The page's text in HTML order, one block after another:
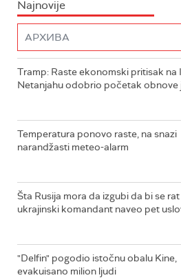
Najnovije
Tramp: Raste ekonomski pritisak na
Netanjahu odobrio početak obnove
Temperatura ponovo raste, na snazi
narandžasti meteo-alarm
Šta Rusija mora da izgubi da bi se
ukrajinski komandant naveo pet
"Delfin" pogodio istočnu obalu Kine,
evakuisano milion ljudi